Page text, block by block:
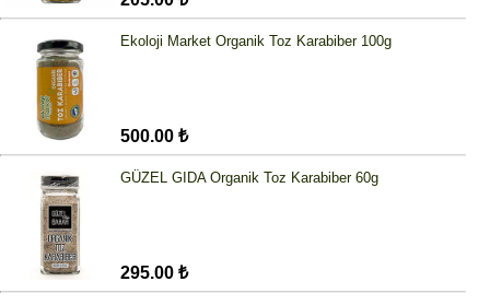
Ekoloji Market Organik Toz Karabiber 100g
500.00 ₺
GÜZEL GIDA Organik Toz Karabiber 60g
295.00 ₺